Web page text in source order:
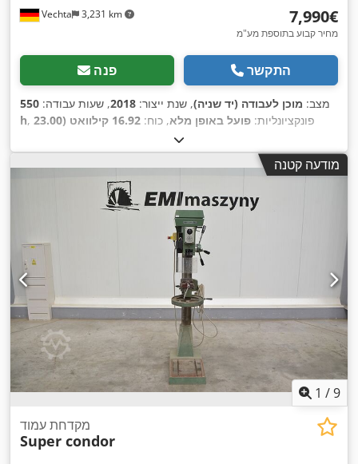
Vechta 3,231 km ‏7,990 ‏€
מחיר קבוע בתוספת מע"מ
פנה התקשר
מצב: מוכן לעבודה (יד שניה), שנת ייצור: 2018, שעות עבודה: 550
h
, פונקציונליות: פועל באופן מלא, כוח:
16.92 קילוואט (23.00
מודעה קטנה
1 /9
מקדחת עמוד
Super condor